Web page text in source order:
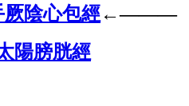
厥陰心包經←———
陽膀胱經